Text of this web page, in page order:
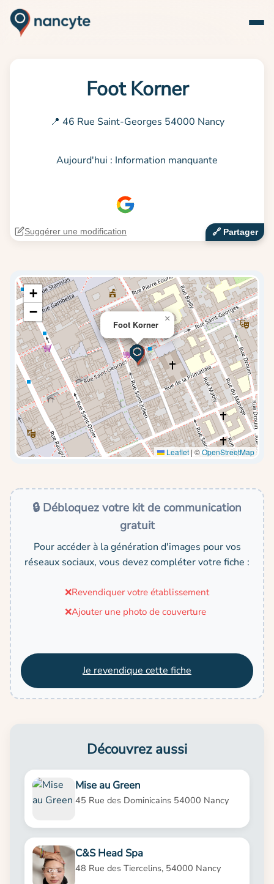
Foot Korner
📍 46 Rue Saint-Georges 54000 Nancy
Aujourd'hui : Information manquante
🔗‍️ Partager
Suggérer une modification
Foot Korner
×
+
−
Leaflet | ©OpenStreetMap
🔒 Débloquez votre kit de communication
gratuit
Pour accéder à la génération d'images pour vos
réseaux sociaux, vous devez compléter votre fiche :
❌Revendiquer votre établissement
❌Ajouter une photo de couverture
Je revendique cette fiche
Découvrez aussi
Mise au Green
45 Rue des Dominicains 54000 Nancy
C&S Head Spa
48 Rue des Tiercelins, 54000 Nancy